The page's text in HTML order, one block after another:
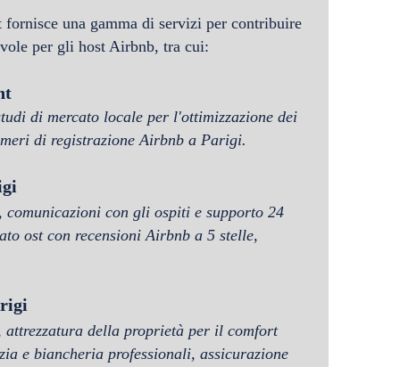
fornisce una gamma di servizi per contribuire
per gli host Airbnb, tra cui:
di mercato locale per l'ottimizzazione dei
di registrazione Airbnba Parigi.
con gli ospiti e supporto 24
ost con recensioni Airbnb a 5 stelle,
della proprietà per il comfort
e biancheria professionali, assicurazione